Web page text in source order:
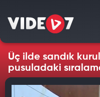
Üç ilde sandık
pusuladaki